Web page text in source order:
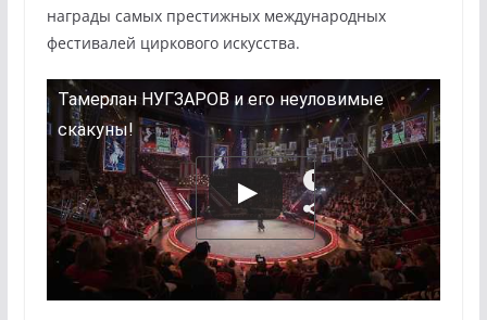
награды самых престижных международных
фестивалей циркового искусства.
Тамерлан НУГЗАРОВ и его неуловимые
скакуны!